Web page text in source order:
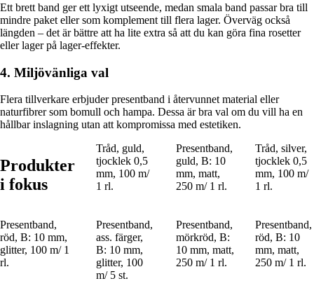
Ett brett band ger ett lyxigt utseende, medan smala band passar bra till
mindre paket eller som komplement till flera lager. Överväg också
längden – det är bättre att ha lite extra så att du kan göra fina rosetter
eller lager på lager-effekter.
4. Miljövänliga val
Flera tillverkare erbjuder presentband i återvunnet material eller
naturfibrer som bomull och hampa. Dessa är bra val om du vill ha en
hållbar inslagning utan att kompromissa med estetiken.
Produkter
i fokus
Tråd, guld,
tjocklek 0,5
mm, 100 m/
1 rl.
Presentband,
guld, B: 10
mm, matt,
250 m/ 1 rl.
Tråd, silver,
tjocklek 0,5
mm, 100 m/
1 rl.
Presentband,
röd, B: 10 mm,
glitter, 100 m/ 1
rl.
Presentband,
ass. färger,
B: 10 mm,
glitter, 100
m/ 5 st.
Presentband,
mörkröd, B:
10 mm, matt,
250 m/ 1 rl.
Presentband,
röd, B: 10
mm, matt,
250 m/ 1 rl.